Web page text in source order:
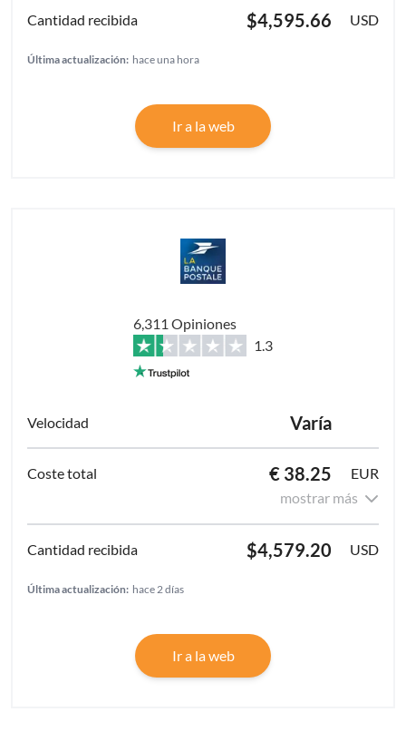
$4,595.66 USD
Última actualización: hace una hora
Ir a la web
6,311 Opiniones
1.3
Varía
€ 38.25
EUR
mostrar más
$4,579.20 USD
Última actualización: hace 2 días
Ir a la web